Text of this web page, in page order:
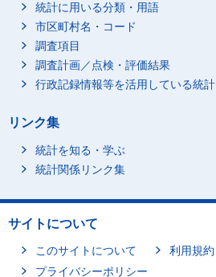
統計に用いる分類・用語
市区町村名・コード
調査項目
調査計画／点検・評価結果
行政記録情報等を活用している統計
リンク集
統計を知る・学ぶ
統計関係リンク集
サイトについて
このサイトについて
利用規約
プライバシーポリシー